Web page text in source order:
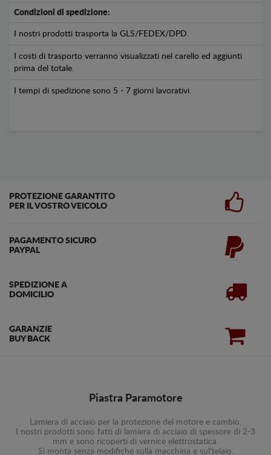
Condizioni di spedizione:
I nostri prodotti trasporta la GLS/FEDEX/DPD.
I costi di trasporto verranno visualizzati nel carello ed aggiunti
prima del totale.
I tempi di spedizione sono 5 - 7 giorni lavorativi.
PROTEZIONE GARANTITO
PER IL VOSTRO VEICOLO
PAGAMENTO SICURO
PAYPAL
SPEDIZIONE A
DOMICILIO
GARANZIE
BUY BACK
Piastra Paramotore
Lamiera di acciaio per la protezione del motore e cambio.
I nostri prodotti sono fatti di lamiera di acciaio di spessore di 2-3
mm e sono ricoperti di vernice elettrostatica.
Si monta senza modifiche sulla macchina e sul'telaio.